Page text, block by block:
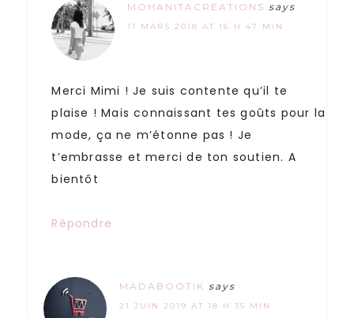
MOHANITACREATIONS says
11 MARS 2018 AT 16 H 47 MIN
Merci Mimi ! Je suis contente qu’il te
plaise ! Mais connaissant tes goûts pour la
mode, ça ne m’étonne pas ! Je
t’embrasse et merci de ton soutien. A
bientôt
Répondre
MADABOOTIK says
21 JUIN 2019 AT 18 H 35 MIN